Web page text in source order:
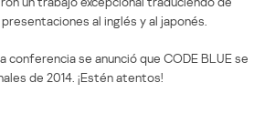
al inglés y al japonés.
conferencia se anunció que CODE BLUE se
de 2014. ¡Estén atentos!